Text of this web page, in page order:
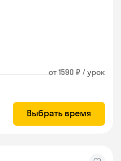
от 1590 ₽ / урок
Выбрать время